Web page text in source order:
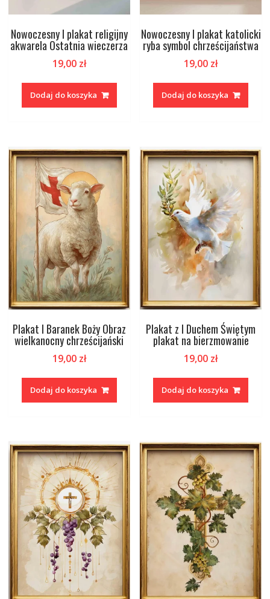
Nowoczesny I plakat religijny
akwarela Ostatnia wieczerza
19,00 zł
Dodaj do koszyka
Nowoczesny I plakat katolicki
ryba symbol chrześcijaństwa
19,00 zł
Dodaj do koszyka
Plakat I Baranek Boży Obraz
wielkanocny chrześcijański
19,00 zł
Dodaj do koszyka
Plakat z I Duchem Świętym
plakat na bierzmowanie
19,00 zł
Dodaj do koszyka